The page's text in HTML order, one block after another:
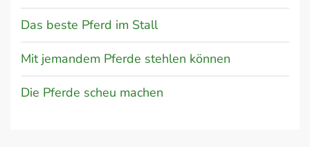
Das beste Pferd im Stall
Mit jemandem Pferde stehlen können
Die Pferde scheu machen